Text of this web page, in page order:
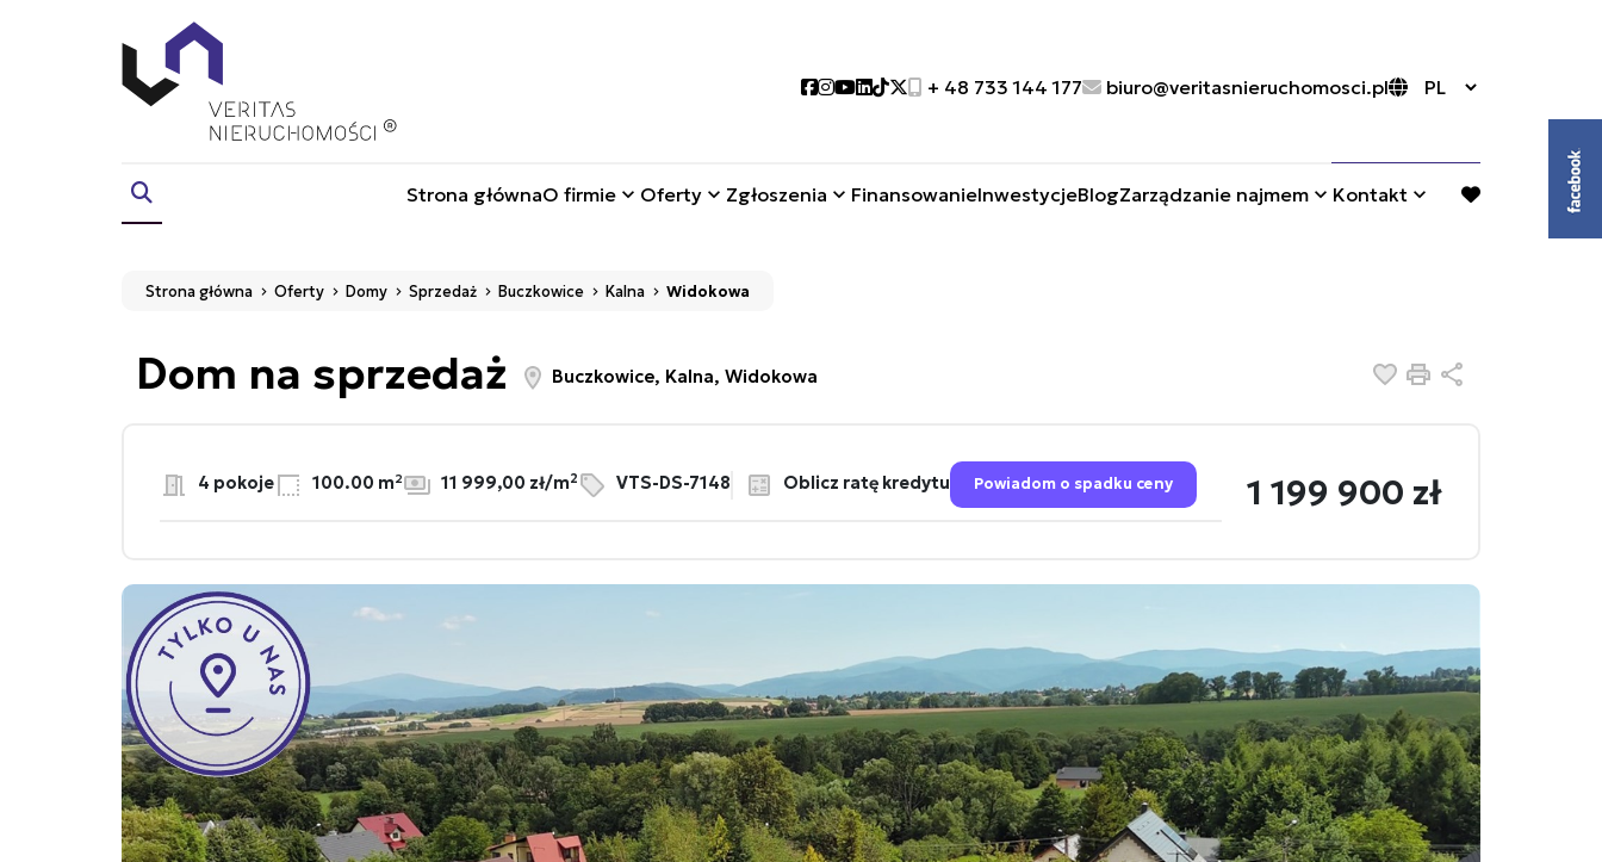
Social link
Social link
Social link
Social link
Social link
Social link
+ 48 733 144 177 biuro@veritasnieruchomosci.pl
Strona głównaO firmie Oferty Zgłoszenia FinansowanieInwestycjeBlogZarządzanie najmem Kontakt
favorite
Strona główna Oferty Domy Sprzedaż Buczkowice Kalna Widokowa
Dom na sprzedaż Buczkowice, Kalna, Widokowa Dodaj do ulubionych
Drukuj
4 pokoje 100.00 m² 11 999,00 zł/m2 VTS-DS-7148 Oblicz ratę kredytu Powiadom o spadku ceny 1 199 900 zł